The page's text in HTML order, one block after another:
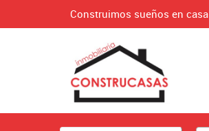
Construimos sueños en casa